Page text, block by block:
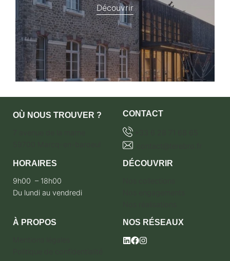
Découvrir
OÙ NOUS TROUVER ?
CONTACT
HORAIRES
9h00 – 18h00
Du lundi au vendredi
DÉCOUVRIR
À PROPOS
NOS RÉSEAUX